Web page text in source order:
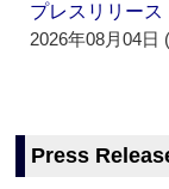
プレスリリー
2026年08月04日
Press